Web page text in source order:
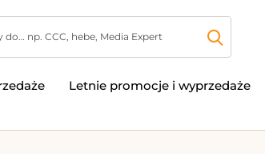
Letnie promocje i wyprzedaże